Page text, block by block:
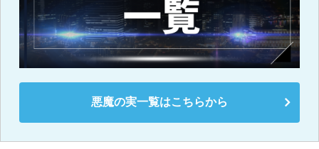
悪魔の実一覧はこちらから